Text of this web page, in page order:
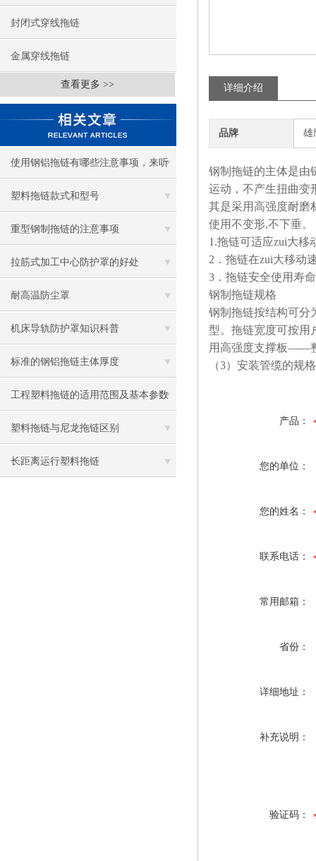
封闭式穿线拖链
金属穿线拖链
查看更多 >>
使用钢铝拖链有哪些注意事项，来听
听钢铝拖链厂家怎么说！
塑料拖链款式和型号
重型钢制拖链的注意事项
拉筋式加工中心防护罩的好处
耐高温防尘罩
机床导轨防护罩知识科普
标准的钢铝拖链主体厚度
工程塑料拖链的适用范围及基本参数
塑料拖链与尼龙拖链区别
长距离运行塑料拖链
详细介绍
品牌 雄
钢制拖链的主体是由
运动，不产生扭曲变
其是采用高强度耐磨
使用不变形,不下垂。
1.拖链可适应zui大移
2 ．拖链在zui大移动
3 ．拖链安全使用寿
钢制拖链规格
钢制拖链按结构可分
型。拖链宽度可按用
用高强度支撑板——
（3）安装管缆的
产品：
您的单位：
您的姓名：
联系电话：
常用邮箱：
省份：
详细地址：
补充说明：
验证码：